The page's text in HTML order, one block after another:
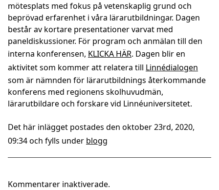
mötesplats med fokus på vetenskaplig grund och
beprövad erfarenhet i våra lärarutbildningar. Dagen
består av kortare presentationer varvat med
paneldiskussioner. För program och anmälan till den
interna konferensen, KLICKA HÄR. Dagen blir en
aktivitet som kommer att relatera till Linnédialogen
som är nämnden för lärarutbildnings återkommande
konferens med regionens skolhuvudmän,
lärarutbildare och forskare vid Linnéuniversitetet.
Det här inlägget postades den oktober 23rd, 2020,
09:34 och fylls under blogg
Kommentarer inaktiverade.